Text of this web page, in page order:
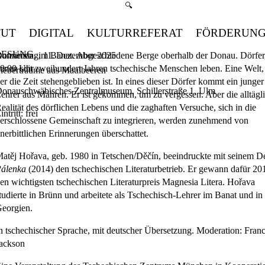
Suchmenü öffnen
🔍
DIGITAL KULTURREFERAT
aus Maulbeeren
im Banat. Abgeschiedene Berge oberhalb der Donau.
seit zweihundert Jahren tschechische Menschen leben. Eine
die Zeit stehengeblieben ist. In eines dieser Dörfer kommt ein junger
aus Mähren. Er ist gekommen, um zu vergessen. Aber die
des dörflichen Lebens und die zaghaften Versuche, sich in die
Gemeinschaft zu integrieren, werden zunehmend von
Erinnerungen überschattet.
Hořava, geb. 1980 in Tetschen/Děčín, beeindruckte mit seinem
(2014) den tschechischen Literaturbetrieb. Er gewann dafür
wichtigsten tschechischen Literaturpreis Magnesia Litera. Hořava
in Brünn und arbeitete als Tschechisch-Lehrer im Banat und in
tschechischer Sprache, mit deutscher Übersetzung. Moderation:
11. Dezember 2025
Uhr
Zentralmuseum, Schillerstraße 1, Ulm
frei